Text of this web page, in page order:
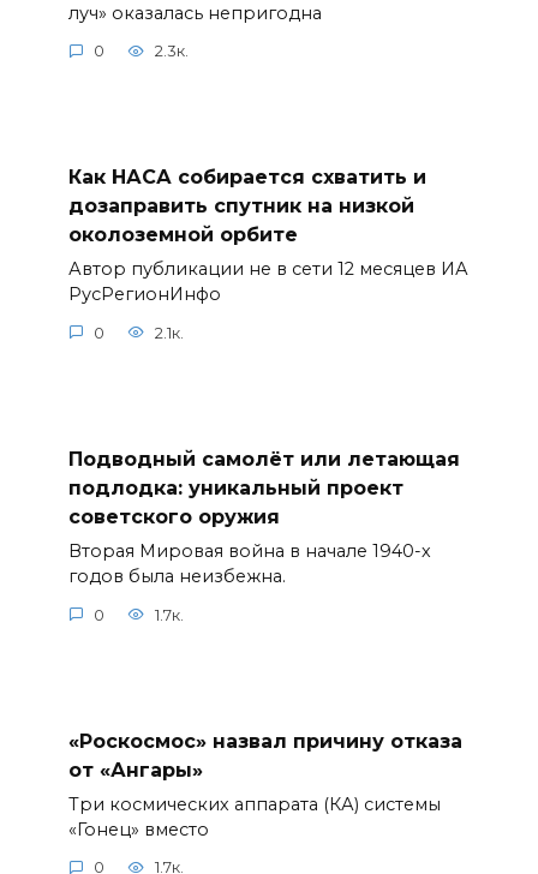
луч» оказалась непригодна
0 2.3к.
Как НАСА собирается схватить и
дозаправить спутник на низкой
околоземной орбите
Автор публикации не в сети 12 месяцев ИА
РусРегионИнфо
0 2.1к.
Подводный самолёт или летающая
подлодка: уникальный проект
советского оружия
Вторая Мировая война в начале 1940-х
годов была неизбежна.
0 1.7к.
«Роскосмос» назвал причину отказа
от «Ангары»
Три космических аппарата (КА) системы
«Гонец» вместо
0 1.7к.